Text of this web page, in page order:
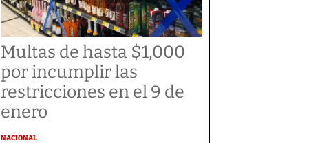
Multas de hasta $1,000
por incumplir las
restricciones en el 9 de
enero
NACIONAL